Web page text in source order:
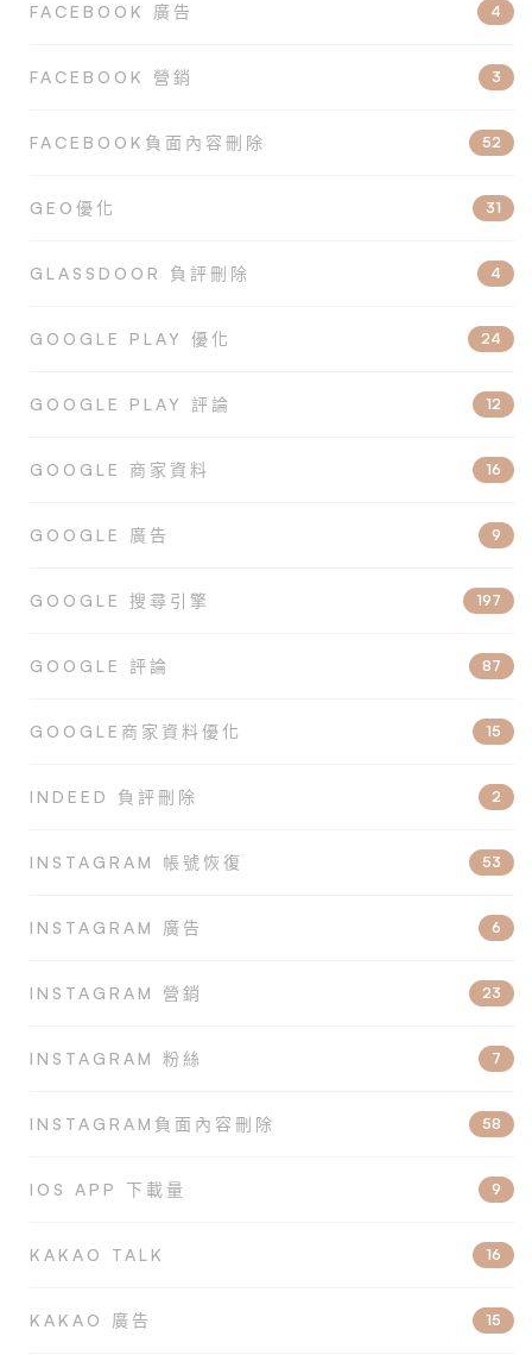
FACEBOOK 廣告 4
FACEBOOK 營銷 3
FACEBOOK負面內容刪除 52
GEO優化 31
GLASSDOOR 負評刪除 4
GOOGLE PLAY 優化 24
GOOGLE PLAY 評論 12
GOOGLE 商家資料 16
GOOGLE 廣告 9
GOOGLE 搜尋引擎 197
GOOGLE 評論 87
GOOGLE商家資料優化 15
INDEED 負評刪除 2
INSTAGRAM 帳號恢復 53
INSTAGRAM 廣告 6
INSTAGRAM 營銷 23
INSTAGRAM 粉絲 7
INSTAGRAM負面內容刪除 58
IOS APP 下載量 9
KAKAO TALK 16
KAKAO 廣告 15